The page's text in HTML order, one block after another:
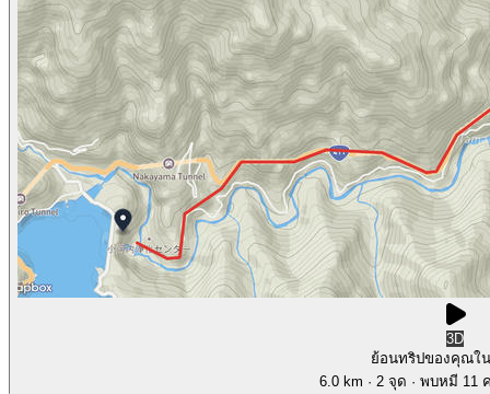
3D
ย้อนทริปของคุณใ
6.0 km · 2 จุด · พบหมี 11